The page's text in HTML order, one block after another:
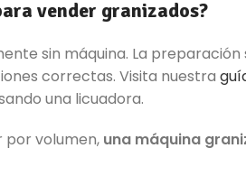
vender granizados?
sin máquina. La preparación
correctas. Visita nuestra
una licuadora.
por volumen, una máquina